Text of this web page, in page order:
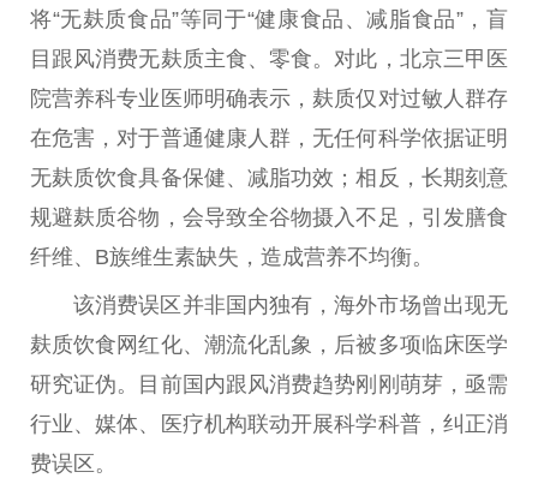
将“无麸质食品”等同于“健康食品、减脂食品”，盲
目跟风消费无麸质主食、零食。对此，北京三甲 医
院营养科专业医师明确表示，麸质仅对过敏人群存
在危害，对于普通健康人群，无任何科学依据证明
无麸质饮食具备保健、减脂功效；相反，长期刻意
规避麸质谷物，会导致全谷物摄入不足，引发膳食
纤维、B族维生素缺失，造成营养不均衡。
该消费误区并非国内独有，海外市场曾出现无
麸质饮食网红化、潮流化乱象，后被多项临床医学
研究证伪。目前国内跟风消费趋势刚刚萌芽，亟需
行业、媒体、医疗机构联动开展科学科普，纠正消
费误区。